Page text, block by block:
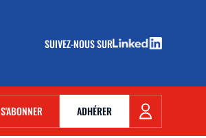
SUIVEZ-NOUS SUR
(NOUVELLE FENÊTRE)
S'ABONNER(NOUVELLE FENÊTRE)
ADHÉRER